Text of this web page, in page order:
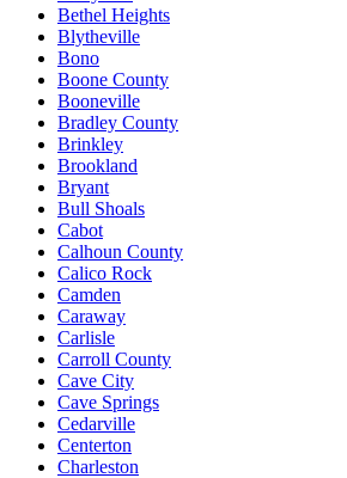
Bethel Heights
Blytheville
Bono
Boone County
Booneville
Bradley County
Brinkley
Brookland
Bryant
Bull Shoals
Cabot
Calhoun County
Calico Rock
Camden
Caraway
Carlisle
Carroll County
Cave City
Cave Springs
Cedarville
Centerton
Charleston